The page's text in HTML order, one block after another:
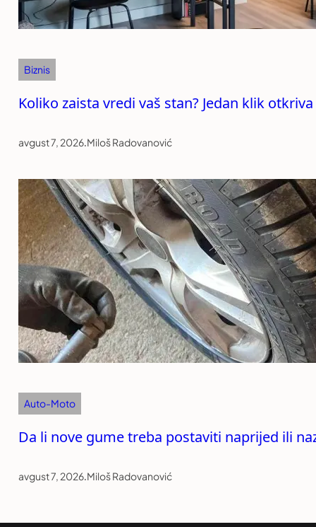
Biznis
Koliko zaista vredi vaš stan? Jedan klik
avgust 7, 2026.Miloš Radovanović
Auto-Moto
Da li nove gume treba postaviti naprijed ili
avgust 7, 2026.Miloš Radovanović